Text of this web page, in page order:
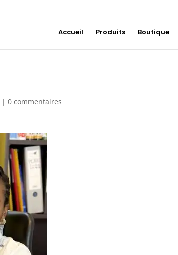
Accueil Produits Boutique
|0 commentaires